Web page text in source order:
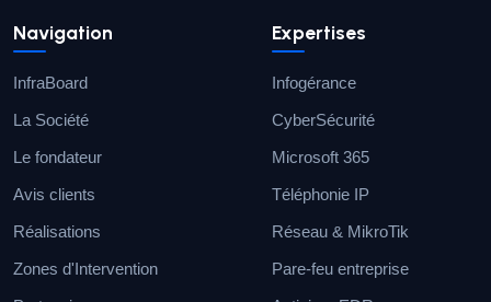
Navigation
InfraBoard
La Société
Le fondateur
Avis clients
Réalisations
Zones d'Intervention
Expertises
Infogérance
CyberSécurité
Microsoft 365
Téléphonie IP
Réseau & MikroTik
Pare-feu entreprise